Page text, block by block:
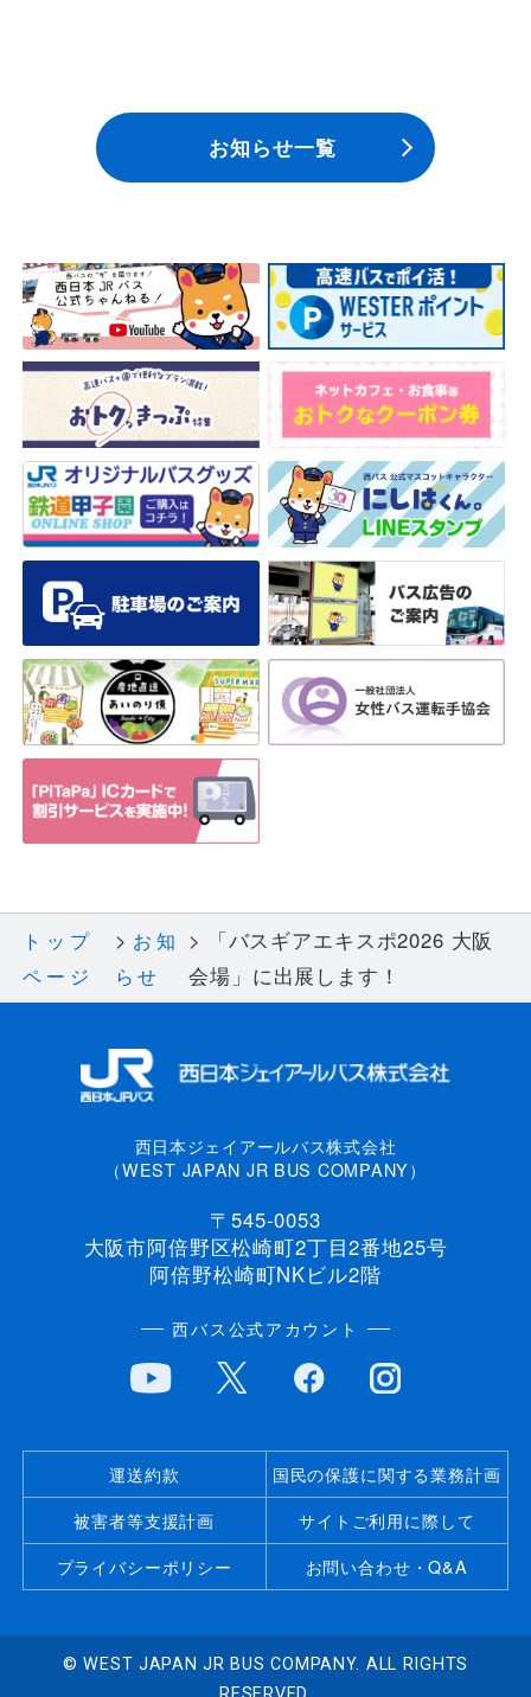
お知らせ一覧
トップ
ページ
お知
らせ
「バスギアエキスポ2026 大阪
会場」に出展します！
西日本ジェイアールバス株式会社
（WEST JAPAN JR BUS COMPANY）
〒545-0053
大阪市阿倍野区松崎町2丁目2番地25号
阿倍野松崎町NKビル2階
西バス公式アカウント
運送約款
国民の保護に関する業務計画
被害者等支援計画
サイトご利用に際して
プライバシーポリシー
お問い合わせ・Q&A
© WEST JAPAN JR BUS COMPANY. ALL RIGHTS